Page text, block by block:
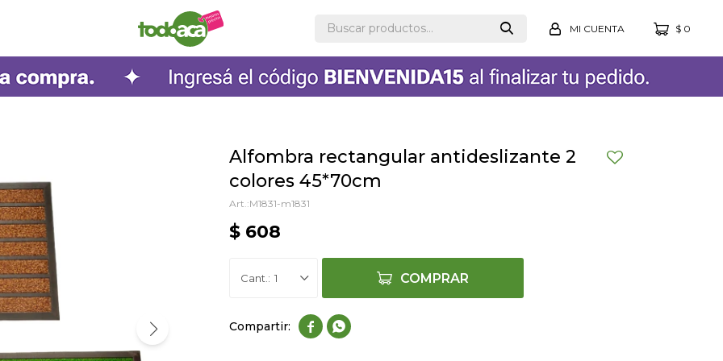
$ 0
Alfombra rectangular antideslizante 2
colores 45*70cm
M1831-m1831
$ 608
1 COMPRAR
 